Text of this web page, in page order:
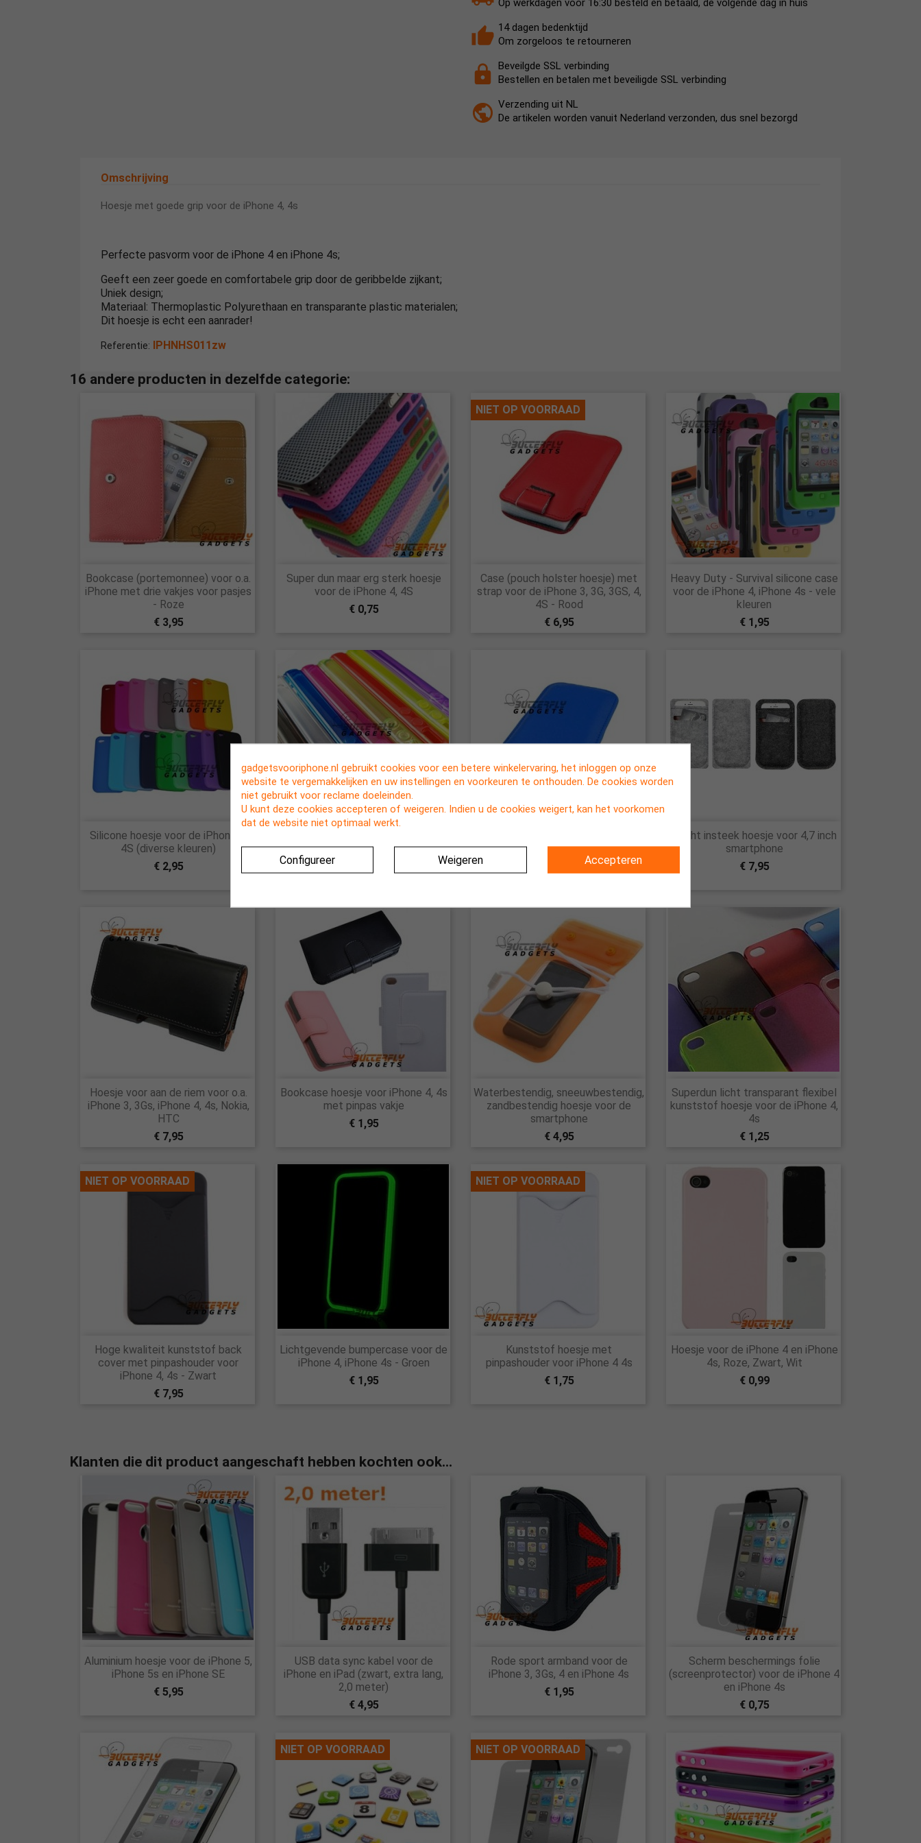
Op werkdagen voor 16:30 besteld en betaald, de volgende dag in huis
14 dagen bedenktijd
Om zorgeloos te retourneren
Beveilgde SSL verbinding
Bestellen en betalen met beveiligde SSL verbinding
Verzending uit NL
De artikelen worden vanuit Nederland verzonden, dus snel bezorgd
Omschrijving
Hoesje met goede grip voor de iPhone 4, 4s
Perfecte pasvorm voor de iPhone 4 en iPhone 4s;
Geeft een zeer goede en comfortabele grip door de geribbelde zijkant;
Uniek design;
Materiaal: Thermoplastic Polyurethaan en transparante plastic materialen;
Dit hoesje is echt een aanrader!
Referentie: IPHNHS011zw
16 andere producten in dezelfde categorie:
Snel bekijken
Bookcase (portemonnee) voor o.a.
iPhone met drie vakjes voor pasjes
- Roze
€ 3,95
Snel bekijken
Super dun maar erg sterk hoesje
voor de iPhone 4, 4S
€ 0,75
Snel bekijken
Case (pouch holster hoesje) met
strap voor de iPhone 3, 3G, 3GS, 4,
4S - Rood
€ 6,95
NIET OP VOORRAAD
 Snel bekijken
Heavy Duty - Survival silicone case
voor de iPhone 4, iPhone 4s - vele
kleuren
€ 1,95
Snel bekijken
Silicone hoesje voor de iPhone 4,
4S (diverse kleuren)
€ 2,95
voor de iPhone 4, 4s - vele kleuren
voor de iPhone 3, 3G, 3GS, 4, 4S -
Snel bekijken
Zacht insteek hoesje voor 4,7 inch
smartphone
€ 7,95
Snel bekijken
Hoesje voor aan de riem voor o.a.
iPhone 3, 3Gs, iPhone 4, 4s, Nokia,
HTC
€ 7,95
Snel bekijken
Bookcase hoesje voor iPhone 4, 4s
met pinpas vakje
€ 1,95
Snel bekijken
Waterbestendig, sneeuwbestendig,
zandbestendig hoesje voor de
smartphone
€ 4,95
Snel bekijken
Superdun licht transparant flexibel
kunststof hoesje voor de iPhone 4,
4s
€ 1,25
 Snel bekijken
Hoge kwaliteit kunststof back
cover met pinpashouder voor
iPhone 4, 4s - Zwart
€ 7,95
NIET OP VOORRAAD
Snel bekijken
Lichtgevende bumpercase voor de
iPhone 4, iPhone 4s - Groen
€ 1,95
Snel bekijken
Kunststof hoesje met
pinpashouder voor iPhone 4 4s
€ 1,75
NIET OP VOORRAAD
 Snel bekijken
Hoesje voor de iPhone 4 en iPhone
4s, Roze, Zwart, Wit
€ 0,99
Klanten die dit product aangeschaft hebben kochten ook...
Snel bekijken
Aluminium hoesje voor de iPhone 5,
iPhone 5s en iPhone SE
€ 5,95
Snel bekijken
USB data sync kabel voor de
iPhone en iPad (zwart, extra lang,
2,0 meter)
€ 4,95
Snel bekijken
Rode sport armband voor de
iPhone 3, 3Gs, 4 en iPhone 4s
€ 1,95
Snel bekijken
Scherm beschermings folie
(screenprotector) voor de iPhone 4
en iPhone 4s
€ 0,75
NIET OP VOORRAAD NIET OP VOORRAAD
gadgetsvooriphone.nl gebruikt cookies voor een betere winkelervaring, het inloggen op onze
website te vergemakkelijken en uw instellingen en voorkeuren te onthouden. De cookies worden
niet gebruikt voor reclame doeleinden.
U kunt deze cookies accepteren of weigeren. Indien u de cookies weigert, kan het voorkomen
dat de website niet optimaal werkt.
Configureer Weigeren Accepteren